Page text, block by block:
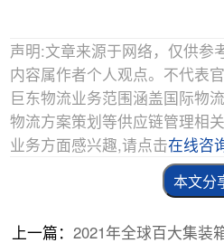
声明:文章来源于网络，仅供参
内容属作者个人观点。不代表官
巨东物流业务范围涵盖国际物
物流方案策划等供应链管理相
业务方面感兴趣,请点击在线咨
本文分
上一篇：2021年全球百大集装箱港口榜单：